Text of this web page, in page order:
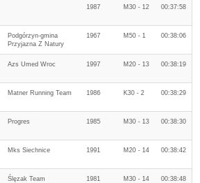
1987 M30 - 12 00:37:58
Podgórzyn-gmina
Przyjazna Z Natury
1967 M50 - 1 00:38:06
Azs Umed Wroc 1997 M20 - 13 00:38:19
Matner Running Team 1986 K30 - 2 00:38:29
Progres 1985 M30 - 13 00:38:30
Mks Siechnice 1991 M20 - 14 00:38:42
Ślęzak Team 1981 M30 - 14 00:38:48